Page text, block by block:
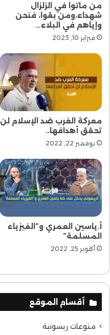
من ماتوا في الزلزال
شهداء،ومن بقوا، فنحن
وإياهم في البلاء…
فبراير 10, 2023
معركة الغرب ضد الإسلام لن
تحقق أهدافها..
نوفمبر 22, 2022
أ.ياسين العمري و”الفيزياء
المسلمة”
أكتوبر 25, 2022
أقسام الموقع
منوعات ريسونية